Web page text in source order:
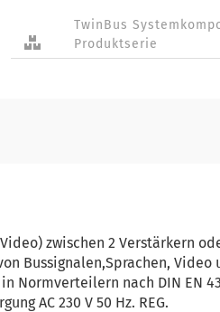
TwinBus
Produktserie
zwischen 2 Verstärkern
Bussignalen,Sprachen, Video
Normverteilern nach DIN EN
AC 230 V 50 Hz. REG.